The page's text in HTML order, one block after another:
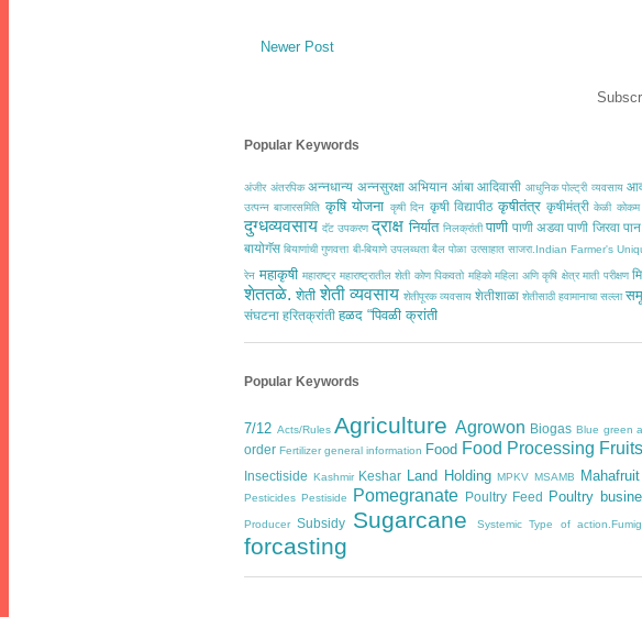
Newer Post
Popular Keywords
अंजीर अंतरपिक अन्नधान्य अन्नसुरक्षा अभियान आंबा आदिवासी आधुनिक पोल्ट्री व्यवसाय
उत्पन्न बाजारसमिति कृषि योजना कृषी दिन कृषी विद्यापीठ कृषीतंत्र कृषीमंत्री केळी कोकम
दुग्धव्यवसाय दॅट उपकरण द्राक्ष निर्यात निलक्रांती पाणी पाणी अडवा पाणी जिरवा पान
बायोगॅस बियाणांची गुणवत्ता बी-बियाणे उपलब्धता बैल पोळा उत्साहात साजरा.Indian Farmer's
रेन महाकृषी महाराष्ट्र महाराष्ट्रातील शेती कोण पिकवतो महिको महिला अणि कृषि क्षेत्र माती परीक्षण
शेततळे. शेती शेती व्यवसाय शेतीपूरक व्यवसाय शेतीशाळा शेतीसाठी हवामानाचा सल्ला
संघटना हरितक्रांती हळद “पिवळी क्रांती
Popular Keywords
7/12 Acts/Rules Agriculture Agrowon Biogas Blue green
order Fertilizer general information Food Food Processing Fruits
Insectiside Kashmir Keshar Land Holding MPKV MSAMB Mahafruit
Pesticides Pestiside Pomegranate Poultry Feed Poultry
Producer Subsidy Sugarcane Systemic Type of
forcasting